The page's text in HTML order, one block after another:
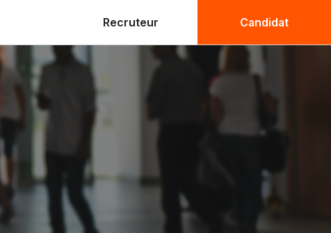
Recruteur Candidat